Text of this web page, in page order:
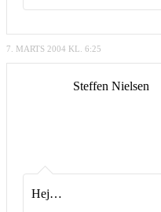
7. MARTS 2004 KL. 6:25
Steffen Nielsen
Hej…